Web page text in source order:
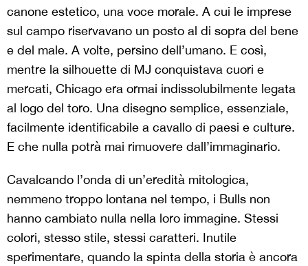
canone estetico, una voce morale. A cui le imprese
sul campo riservavano un posto al di sopra del bene
e del male. A volte, persino dell’umano. E così,
mentre la silhouette di MJ conquistava cuori e
mercati, Chicago era ormai indissolubilmente legata
al logo del toro. Una disegno semplice, essenziale,
facilmente identificabile a cavallo di paesi e culture.
E che nulla potrà mai rimuovere dall’immaginario.
Cavalcando l’onda di un’eredità mitologica,
nemmeno troppo lontana nel tempo, i Bulls non
hanno cambiato nulla nella loro immagine. Stessi
colori, stesso stile, stessi caratteri. Inutile
sperimentare, quando la spinta della storia è ancora